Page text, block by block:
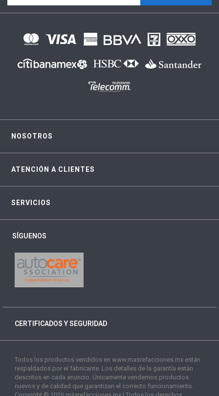
NOSOTROS
ATENCIÓN A CLIENTES
SERVICIOS
SÍGUENOS
CERTIFICADOS Y SEGURIDAD
Todos los productos vendidos en www.masrefacciones.mx están
respaldados por el fabricante. Los detalles de la garantía están
descritos en cada anuncio. Únicamente vendemos productos
nuevos y de calidad que garantizan el correcto funcionamiento.